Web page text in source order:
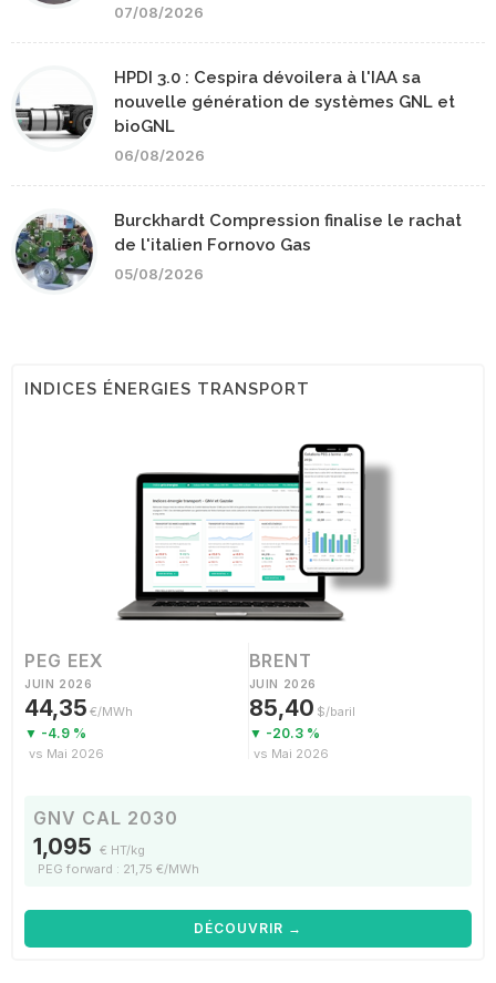
07/08/2026
HPDI 3.0 : Cespira dévoilera à l'IAA sa
nouvelle génération de systèmes GNL et
bioGNL
06/08/2026
Burckhardt Compression finalise le rachat
de l'italien Fornovo Gas
05/08/2026
INDICES ÉNERGIES TRANSPORT
PEG EEX
JUIN 2026
44,35 €/MWh
▼ -4.9 %
vs Mai 2026
BRENT
JUIN 2026
85,40 $/baril
▼ -20.3 %
vs Mai 2026
GNV CAL 2030
1,095 € HT/kg
PEG forward : 21,75 €/MWh
DÉCOUVRIR →